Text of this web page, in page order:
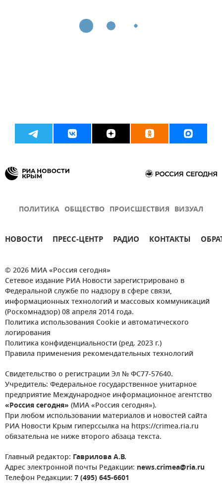
ПОЛИТИКА ОБЩЕСТВО ПРОИСШЕСТВИЯ ВИЗУАЛ
НОВОСТИ ПРЕСС-ЦЕНТР РАДИО КОНТАКТЫ
© 2026 МИА «Россия сегодня»
Сетевое издание РИА Новости зарегистрировано в
Федеральной службе по надзору в сфере связи,
информационных технологий и массовых коммуникаций
(Роскомнадзор) 08 апреля 2014 года.
Политика использования Cookie и автоматического
логирования
Политика конфиденциальности (ред. 2023 г.)
Правила применения рекомендательных технологий
Свидетельство о регистрации Эл № ФС77-57640.
Учредитель: Федеральное государственное унитарное
предприятие Международное информационное агентство
«Россия сегодня» (МИА «Россия сегодня»).
При любом использовании материалов и новостей сайта
РИА Новости Крым гиперссылка на https://crimea.ria.ru
обязательна не ниже второго абзаца текста.
Главный редактор: Гаврилова А.В.
Адрес электронной почты Редакции: news.crimea@ria.ru
Телефон Редакции: 7 (495) 645-6601